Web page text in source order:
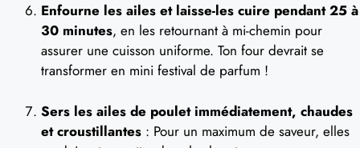
Enfourne les ailes et laisse-les cuire pendant 25 à
30 minutes, en les retournant à mi-chemin pour
assurer une cuisson uniforme. Ton four devrait se
transformer en mini festival de parfum !
Sers les ailes de poulet immédiatement, chaudes
et croustillantes : Pour un maximum de saveur, elles